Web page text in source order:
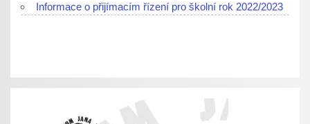
Informace o přijímacím řízení pro školní rok 2022/2023